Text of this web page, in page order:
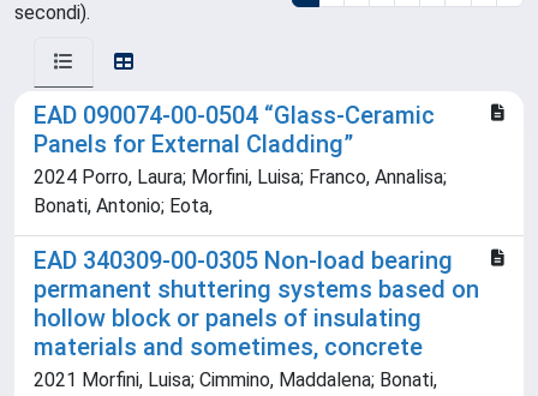
secondi).
EAD 090074-00-0504 “Glass-Ceramic
Panels for External Cladding”
2024 Porro, Laura; Morfini, Luisa; Franco, Annalisa;
Bonati, Antonio; Eota,
EAD 340309-00-0305 Non-load bearing
permanent shuttering systems based on
hollow block or panels of insulating
materials and sometimes, concrete
2021 Morfini, Luisa; Cimmino, Maddalena; Bonati,